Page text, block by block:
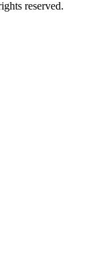
reserved.